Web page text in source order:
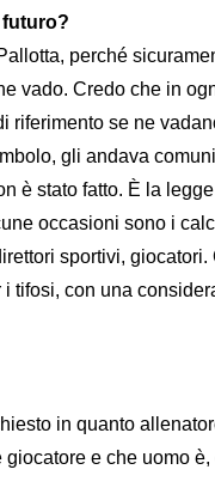
futuro?
perché
vado. Credo che in
riferimento se ne
gli andava
è stato fatto. È la
occasioni sono i
sportivi,
tifosi, con una
in quanto
e che uomo